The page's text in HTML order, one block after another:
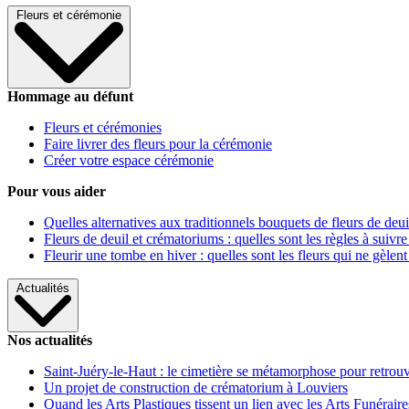
Fleurs et cérémonie
Hommage au défunt
Fleurs et cérémonies
Faire livrer des fleurs pour la cérémonie
Créer votre espace cérémonie
Pour vous aider
Quelles alternatives aux traditionnels bouquets de fleurs de
Fleurs de deuil et crématoriums : quelles sont les règles à
Fleurir une tombe en hiver : quelles sont les fleurs qui ne gèlent
Actualités
Nos actualités
Saint-Juéry-le-Haut : le cimetière se métamorphose pour
Un projet de construction de crématorium à Louviers
Quand les Arts Plastiques tissent un lien avec les Arts